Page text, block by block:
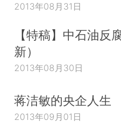
2013年08月31日
【特稿】中石油反
新）
2013年08月30日
蒋洁敏的央企人生
2013年09月01日